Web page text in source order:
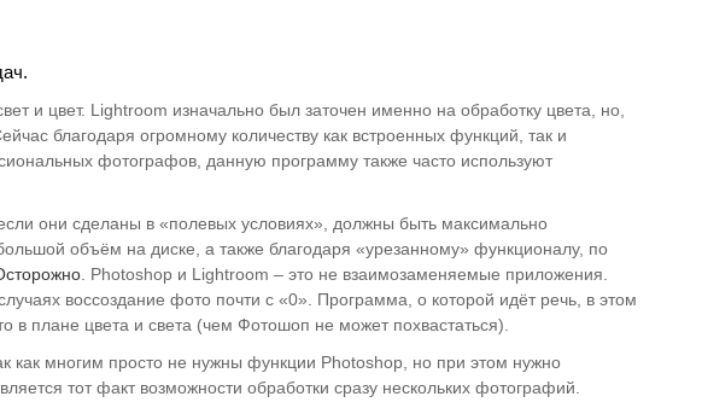
и цвет. Lightroom изначально был заточен именно на обработку цвета, но,
благодаря огромному количеству как встроенных функций, так и
фотографов, данную программу также часто используют
они сделаны в «полевых условиях», должны быть максимально
объём на диске, а также благодаря «урезанному» функционалу, по
. Photoshop и Lightroom – это не взаимозаменяемые приложения.
воссоздание фото почти с «0». Программа, о которой идёт речь, в этом
плане цвета и света (чем Фотошоп не может похвастаться).
как многим просто не нужны функции Photoshop, но при этом нужно
тот факт возможности обработки сразу нескольких фотографий.